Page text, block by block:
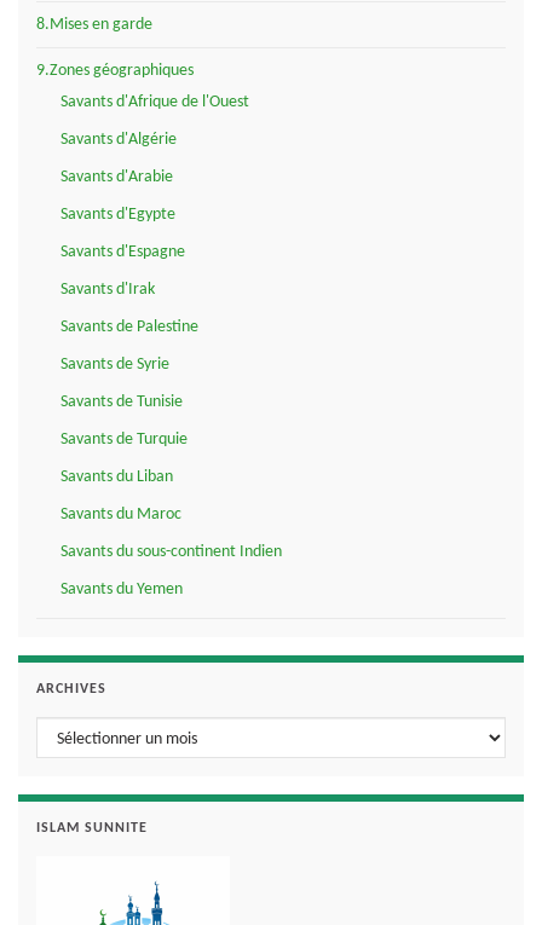
8.Mises en garde
9.Zones géographiques
Savants d'Afrique de l'Ouest
Savants d'Algérie
Savants d'Arabie
Savants d'Egypte
Savants d'Espagne
Savants d'Irak
Savants de Palestine
Savants de Syrie
Savants de Tunisie
Savants de Turquie
Savants du Liban
Savants du Maroc
Savants du sous-continent Indien
Savants du Yemen
ARCHIVES
Archives
ISLAM SUNNITE